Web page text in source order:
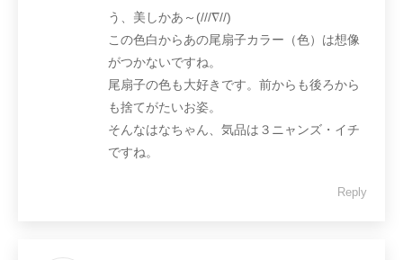
う、美しかあ～(///∇//)
この色白からあの尾扇子カラー（色）は想像
がつかないですね。
尾扇子の色も大好きです。前からも後ろから
も捨てがたいお姿。
そんなはなちゃん、気品は３ニャンズ・イチ
ですね。
Reply